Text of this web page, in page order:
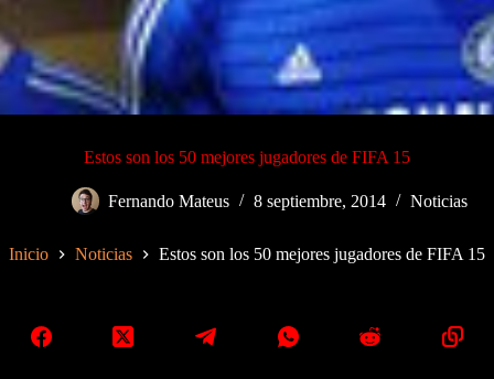
Estos son los 50 mejores jugadores de FIFA 15
Fernando Mateus 8 septiembre, 2014 Noticias
Inicio Noticias Estos son los 50 mejores jugadores de FIFA 15